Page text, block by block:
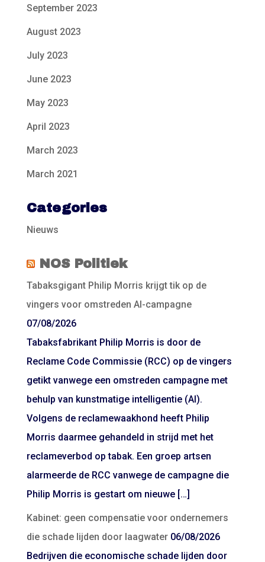
September 2023
August 2023
July 2023
June 2023
May 2023
April 2023
March 2023
March 2021
Categories
Nieuws
NOS Politiek
Tabaksgigant Philip Morris krijgt tik op de
vingers voor omstreden AI-campagne
07/08/2026
Tabaksfabrikant Philip Morris is door de
Reclame Code Commissie (RCC) op de vingers
getikt vanwege een omstreden campagne met
behulp van kunstmatige intelligentie (AI).
Volgens de reclamewaakhond heeft Philip
Morris daarmee gehandeld in strijd met het
reclameverbod op tabak. Een groep artsen
alarmeerde de RCC vanwege de campagne die
Philip Morris is gestart om nieuwe […]
Kabinet: geen compensatie voor ondernemers
die schade lijden door laagwater 06/08/2026
Bedrijven die economische schade lijden door